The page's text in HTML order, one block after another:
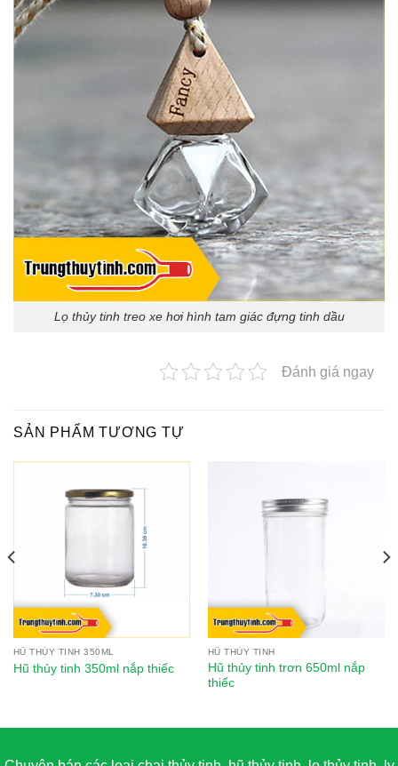
Lọ thủy tinh treo xe hơi hình tam giác đựng tinh dầu
Đánh giá ngay
SẢN PHẨM TƯƠNG TỰ
HŨ THỦY TINH 350ML
Hũ thủy tinh 350ml nắp thiếc
HŨ THỦY TINH
Hũ thủy tinh trơn 650ml nắp
thiếc